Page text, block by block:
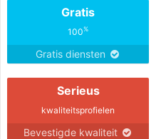
Gratis
100%
Gratis diensten
Serieus
kwaliteitsprofielen
Bevestigde kwaliteit